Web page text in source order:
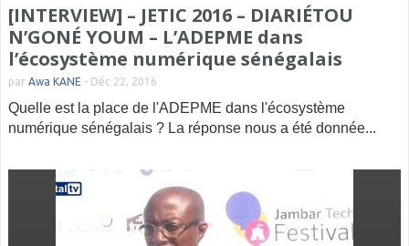
[INTERVIEW] – JETIC 2016 – DIARIÉTOU
N’GONÉ YOUM – L’ADEPME dans
l’écosystème numérique sénégalais
par Awa KANE - Déc 22, 2016
Quelle est la place de l'ADEPME dans l'écosystème
numérique sénégalais ? La réponse nous a été donnée...